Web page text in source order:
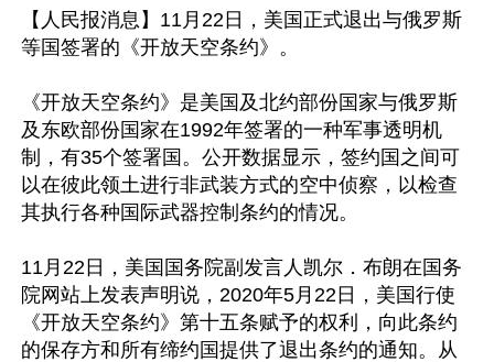
【人民报消息】11月22日，美国正式退出与俄罗斯
等国签署的《开放天空条约》。
《开放天空条约》是美国及北约部份国家与俄罗斯
及东欧部份国家在1992年签署的一种军事透明机
制，有35个签署国。公开数据显示，签约国之间可
以在彼此领土进行非武装方式的空中侦察，以检查
其执行各种国际武器控制条约的情况。
11月22日，美国国务院副发言人凯尔．布朗在国务
院网站上发表声明说，2020年5月22日，美国行使
《开放天空条约》第十五条赋予的权利，向此条约
的保存方和所有缔约国提供了退出条约的通知。从